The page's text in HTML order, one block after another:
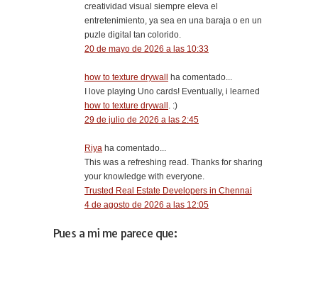
creatividad visual siempre eleva el
entretenimiento, ya sea en una baraja o en un
puzle digital tan colorido.
20 de mayo de 2026 a las 10:33
how to texture drywall
ha comentado...
I love playing Uno cards! Eventually, i learned
how to texture drywall . :)
29 de julio de 2026 a las 2:45
Riya ha comentado...
This was a refreshing read. Thanks for sharing
your knowledge with everyone.
Trusted Real Estate Developers in Chennai
4 de agosto de 2026 a las 12:05
Pues a mi me parece que: